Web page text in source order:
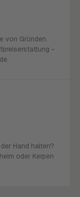
von Gründen.
-
Hand halten?
oder Kerpen